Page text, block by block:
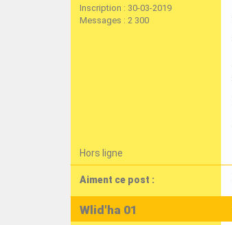
Inscription : 30-03-2019
Messages : 2 300
Hors ligne
Aiment ce post :
Wlid'ha 01